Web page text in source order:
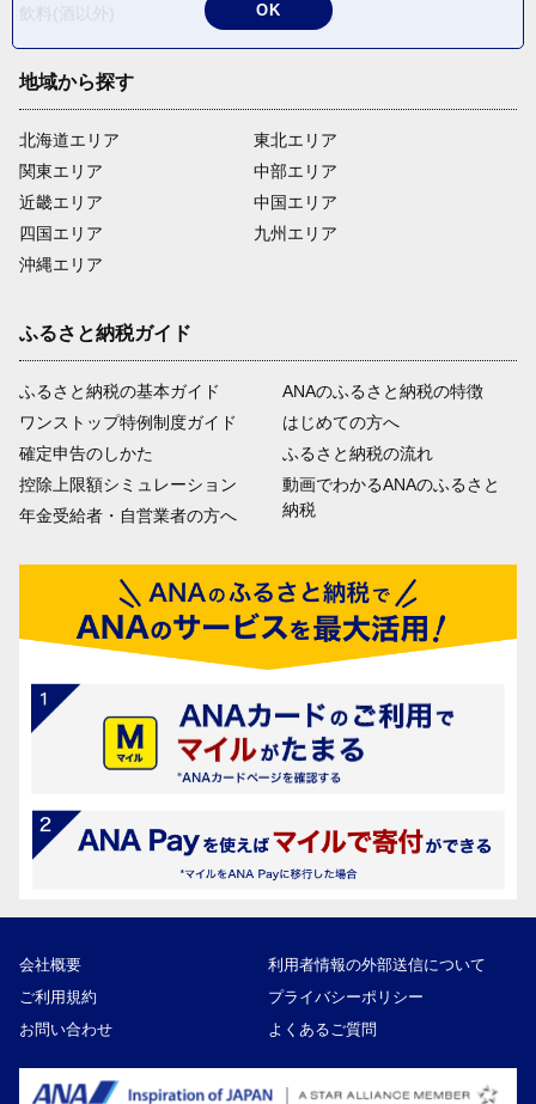
返礼品なし
地域から探す
北海道エリア
関東エリア
近畿エリア
四国エリア
沖縄エリア
東北エリア
中部エリア
中国エリア
九州エリア
ふるさと納税ガイド
ふるさと納税の基本ガイド
ワンストップ特例制度ガイド
確定申告のしかた
控除上限額シミュレーション
年金受給者・自営業者の方へ
ANAのふるさと納税の特徴
はじめての方へ
ふるさと納税の流れ
動画でわかるANAのふるさと
納税
会社概要
利用者情報の外部送信について
ご利用規約
プライバシーポリシー
お問い合わせ
よくあるご質問
OK